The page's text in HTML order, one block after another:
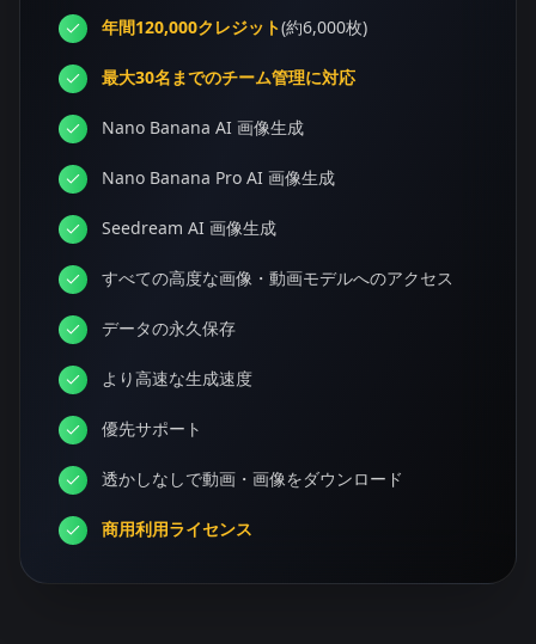
年間120,000クレジット(約6,000枚)
最大30名までのチーム管理に対応
Nano Banana AI 画像生成
Nano Banana Pro AI 画像生成
Seedream AI 画像生成
すべての高度な画像・動画モデルへのアクセス
データの永久保存
より高速な生成速度
優先サポート
透かしなしで動画・画像をダウンロード
商用利用ライセンス